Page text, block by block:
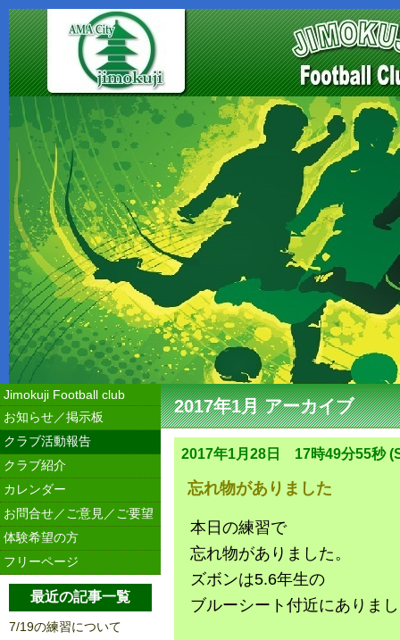
2017年1月 アーカイブ
2017年1月28日 17時49分55秒
忘れ物がありました
本日の練習で
忘れ物がありました。
ズボンは5.6年生の
ブルーシート付近にありま
Jimokuji Football club
お知らせ／掲示板
クラブ活動報告
クラブ紹介
カレンダー
お問合せ／ご意見／ご要望
体験希望の方
フリーページ
最近の記事一覧
7/19の練習について